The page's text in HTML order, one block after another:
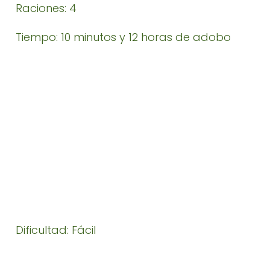
Raciones: 4
Tiempo: 10 minutos y 12 horas de adobo
Dificultad: Fácil